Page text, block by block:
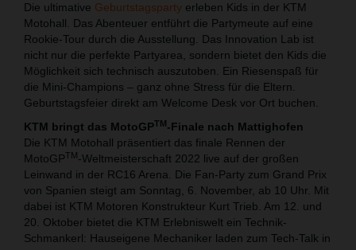
Die ultimative Geburtstagsparty erleben Kids in der KTM
Motohall. Das Abenteuer entführt die Partymeute auf eine
Rookie-Tour durch die Ausstellung. Das Innovation Lab ist
nicht nur die perfekte Partyarea, sondern bietet den Kids die
Möglichkeit sich technisch auszutoben. Ein Riesenspaß für
die Mini-Champions – ganz ohne Stress für die Eltern.
Geburtstagsfeier direkt am Welcome Desk vor Ort buchen.
KTM bringt das MotoGPTM-Finale nach Mattighofen
Die KTM Motohall präsentiert das finale Rennen der
MotoGPTM-Weltmeisterschaft 2022 live auf der großen
Leinwand in der RC16 Arena. Die Fan-Party zum Grand Prix
von Spanien steigt am Sonntag, 6. November, ab 10 Uhr. Mit
dabei ist KTM Motoren Konstrukteur Kurt Trieb. Am 12. und
20. Oktober bietet die KTM Erlebniswelt ein Technik-
Schmankerl: Hauseigene Mechaniker laden zum Tech-Talk in